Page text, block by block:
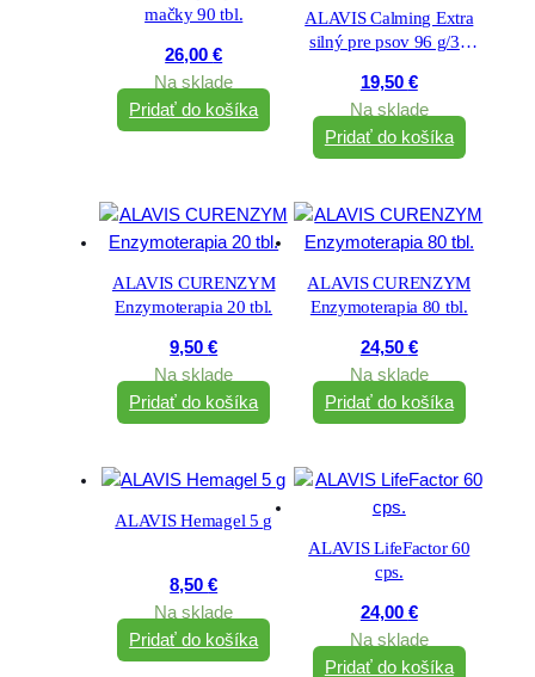
mačky 90 tbl.
26,00€
Na sklade
Pridať do košíka
ALAVIS Calming Extra
silný pre psov 96 g/30
19,50 €
Na sklade
Pridať do košíka
ALAVIS CURENZYM
Enzymoterapia 20 tbl.
9,50€
Na sklade
Pridať do košíka
ALAVIS CURENZYM
Enzymoterapia 80 tbl.
24,50 €
Na sklade
Pridať do košíka
ALAVIS Hemagel 5 g
8,50€
Na sklade
Pridať do košíka
ALAVIS LifeFactor 60
cps.
24,00 €
Na sklade
Pridať do košíka